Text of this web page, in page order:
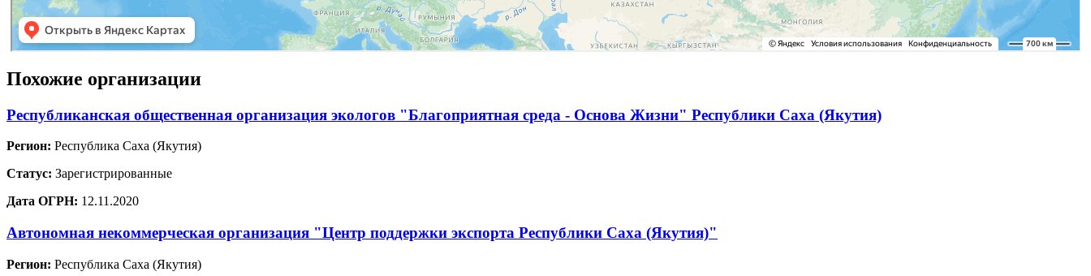
Похожие организации
Республиканская общественная организация экологов "Благоприятная среда - Основа Жизни" Республики Саха (Якутия)
Регион: Республика Саха (Якутия)
Статус: Зарегистрированные
Дата ОГРН: 12.11.2020
Автономная некоммерческая организация "Центр поддержки экспорта Республики Саха (Якутия)"
Регион: Республика Саха (Якутия)